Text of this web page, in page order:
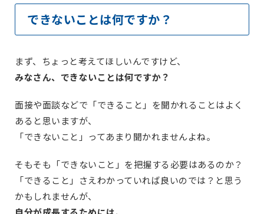
できないことは何ですか？
まず、ちょっと考えてほしいんですけど、
みなさん、できないことは何ですか？
面接や面談などで「できること」を聞かれることはよく
あると思いますが、
「できないこと」ってあまり聞かれませんよね。
そもそも「できないこと」を把握する必要はあるのか？
「できること」さえわかっていれば良いのでは？と思う
かもしれませんが、